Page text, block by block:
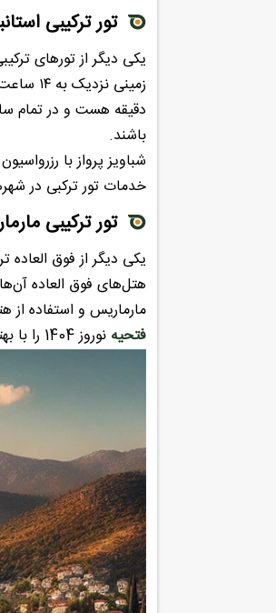
تور ترکیبی
یکی دیگر از تورهای
زمینی نزدیک به ۱۴ ساعت است اما معمولا، مسافرین این مسیر را توسط پرواز انجام میدهند. مدت زمان پرواز
دقیقه هست و در تمام
باشند.
شباویز پرواز با
خدمات تور ترکبی در
تور ترکیبی
یکی دیگر از فوق العاده
مارماریس و استفاده از هتل‌های ۵ ستاره لوکس در شهر فتحیه، یک سفر ارزان قیمت و بی نظیر
فتحیه نوروز 1404 را با بهترین قیمت و حدمات از شباویز بخرید. شباویز مجری مستقیم تور فتحیه و مارماریس نوروز 1404.